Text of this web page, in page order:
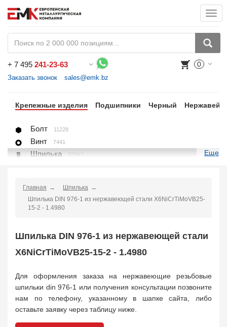
+ 7 495 241-23-63
Заказать звонок sales@emk.bz
0
Крепежные изделия Подшипники Черный
Болт 11228
Винт 7441
Шпилька 37547
Пробка, вставка
U-болт (хомут)
Еще
Главная
Шпилька
Шпилька DIN 976-1 из нержавеющей стали X6NiCrTiMoVB25-
15-2 - 1.4980
Шпилька DIN 976-1 из нержавеющей стали
X6NiCrTiMoVB25-15-2 - 1.4980
Для оформления заказа на нержавеющие резьбовые
шпильки din 976-1 или получения консультации позвоните
нам по телефону, указанному в шапке сайта, либо
оставьте заявку через таблицу ниже.